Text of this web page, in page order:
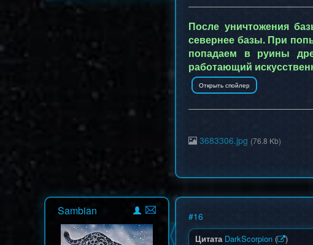
После уничтожения
севернее базы. При
попадаем в руины
работающий
3683306.jpg (76.8 Kb)
Sambian #16
Цитата DarkScorpion ( )